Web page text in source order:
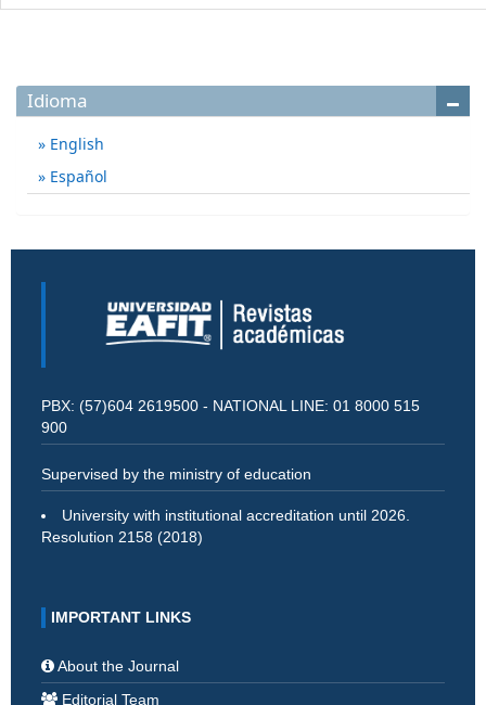
Idioma
English
Español
PBX: (57)604 2619500 - NATIONAL LINE: 01 8000 515
900
Supervised by the ministry of education
University with institutional accreditation until 2026.
Resolution 2158 (2018)
IMPORTANT LINKS
About the Journal
Editorial Team